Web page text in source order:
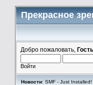
Прекрасное
Добро пожаловать, Гость
Войти
Новости: SMF - Just Installed!